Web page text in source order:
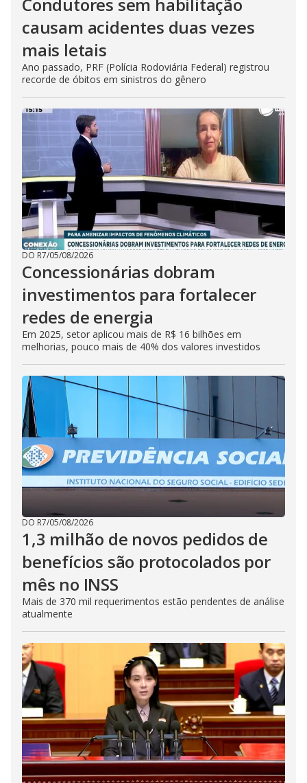
causam acidentes duas vezes
mais letais
Ano passado, PRF (Polícia Rodoviária Federal) registrou
recorde de óbitos em sinistros do gênero
DO R7/05/08/2026
Concessionárias dobram
investimentos para fortalecer
redes de energia
Em 2025, setor aplicou mais de R$ 16 bilhões em
melhorias, pouco mais de 40% dos valores investidos
DO R7/05/08/2026
1,3 milhão de novos pedidos de
benefícios são protocolados por
mês no INSS
Mais de 370 mil requerimentos estão pendentes de análise
atualmente